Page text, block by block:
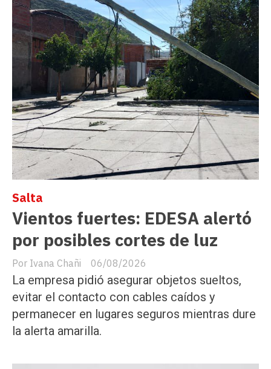
Vientos fuertes: EDESA alertó
por posibles cortes de luz
Ivana Chañi
Salta
06/08/2026
La empresa pidió asegurar objetos sueltos,
evitar el contacto con cables caídos y
permanecer en lugares seguros mientras dure
la alerta amarilla.